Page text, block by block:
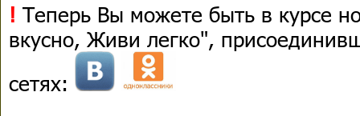
! Теперь Вы можете быть в курсе
вкусно, Живи легко",
сетях: